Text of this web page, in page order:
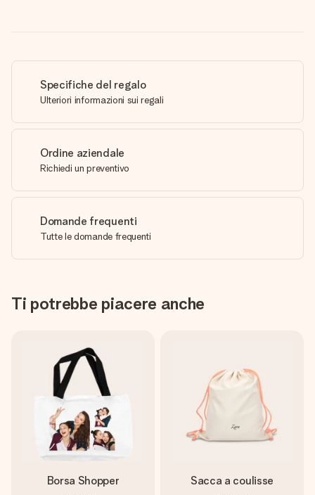
Specifiche del regalo
Ulteriori informazioni sui regali
Ordine aziendale
Richiedi un preventivo
Domande frequenti
Tutte le domande frequenti
Ti potrebbe piacere anche
Borsa Shopper Sacca a coulisse